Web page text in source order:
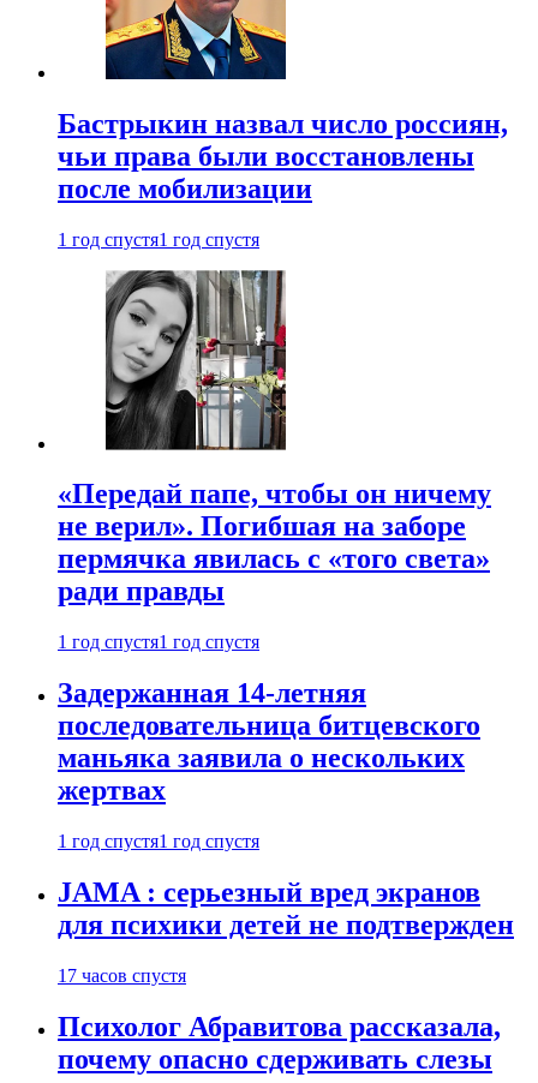
Бастрыкин назвал число россиян,
чьи права были восстановлены
после мобилизации
1 год спустя1 год спустя
«Передай папе, чтобы он ничему
не верил». Погибшая на заборе
пермячка явилась с «того света»
ради правды
1 год спустя1 год спустя
Задержанная 14-летняя
последовательница битцевского
маньяка заявила о нескольких
жертвах
1 год спустя1 год спустя
JAMA : серьезный вред экранов
для психики детей не подтвержден
17 часов спустя
Психолог Абравитова рассказала,
почему опасно сдерживать слезы